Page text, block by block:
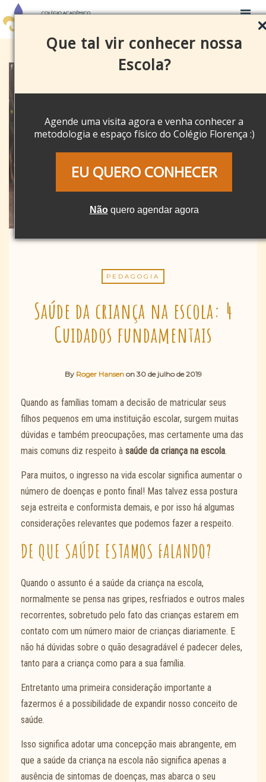
Que tal vir conhecer nossa
Escola?
Agende uma visita agora e venha conhecer a
metodologia e espaço físico do Colégio Florença :)
EU QUERO CONHECER
Nãoquero agendar agora
PEDAGOGIA
Saúde da criança na escola: 4
Cuidados fundamentais
By Roger Hansen on 30 de julho de 2019
Quando as famílias tomam a decisão de matricular seus
filhos pequenos em uma instituição escolar, surgem muitas
dúvidas e também preocupações, mas certamente uma das
mais comuns diz respeito à saúde da criança na escola.
Para muitos, o ingresso na vida escolar significa aumentar o
número de doenças e ponto final! Mas talvez essa postura
seja estreita e conformista demais, e por isso há algumas
considerações relevantes que podemos fazer a respeito.
DE QUE SAÚDE ESTAMOS FALANDO?
Quando o assunto é a saúde da criança na escola,
normalmente se pensa nas gripes, resfriados e outros males
recorrentes, sobretudo pelo fato das crianças estarem em
contato com um número maior de crianças diariamente. E
não há dúvidas sobre o quão desagradável é padecer deles,
tanto para a criança como para a sua família.
Entretanto uma primeira consideração importante a
fazermos é a possibilidade de expandir nosso conceito de
saúde.
Isso significa adotar uma concepção mais abrangente, em
que a saúde da criança na escola não significa apenas a
ausência de sintomas de doenças, mas abarca o seu